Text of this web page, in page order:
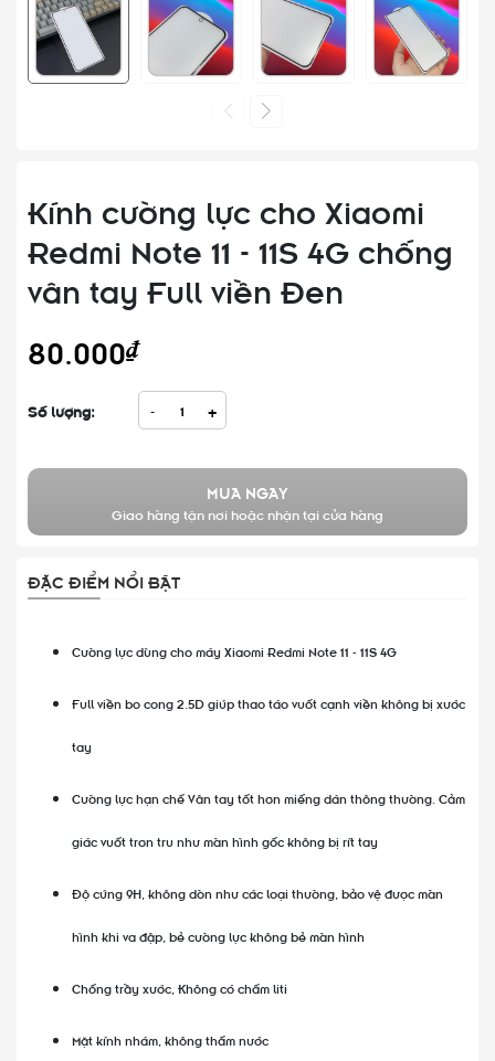
Kính cường lực cho Xiaomi
Redmi Note 11 - 11S 4G chống
vân tay Full viền Đen
80.000₫
Số lượng: - +
MUA NGAY
Giao hàng tận nơi hoặc nhận tại cửa hàng
ĐẶC ĐIỂM NỔI BẬT
Cường lực dùng cho máy Xiaomi Redmi Note 11 - 11S 4G
Full viền bo cong 2.5D giúp thao táo vuốt cạnh viền không bị xước
tay
Cường lực hạn chế Vân tay tốt hơn miếng dán thông thường. Cảm
giác vuốt trơn tru như màn hình gốc không bị rít tay
Độ cứng 9H, không dòn như các loại thường, bảo vệ được màn
hình khi va đập, bẻ cường lực không bẻ màn hình
Chống trầy xước, Không có chấm liti
Mặt kính nhám, không thấm nước